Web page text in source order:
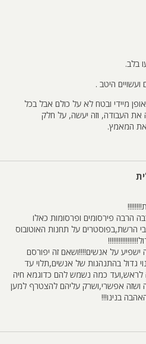
בלב.
ועשויים היטב .
מיידי ובטח לא על כולם אבל בכל
העבודה, וזה יעשה, על חלק
את המאמץ.
הרבה פירסומים ופרסומות כאלו
הרשת,בפוסטרים על תחנות האוטובוס
על אנשים!!!!ושאם זה יפורסם
גדול בהתנהגות של אנשים,תלוי עד
לראש,ועד כמה נשמש להם כדוגמא חיה
ושזה אפשרי,ושרק עליהם להצטרף למען
בנינו!!!